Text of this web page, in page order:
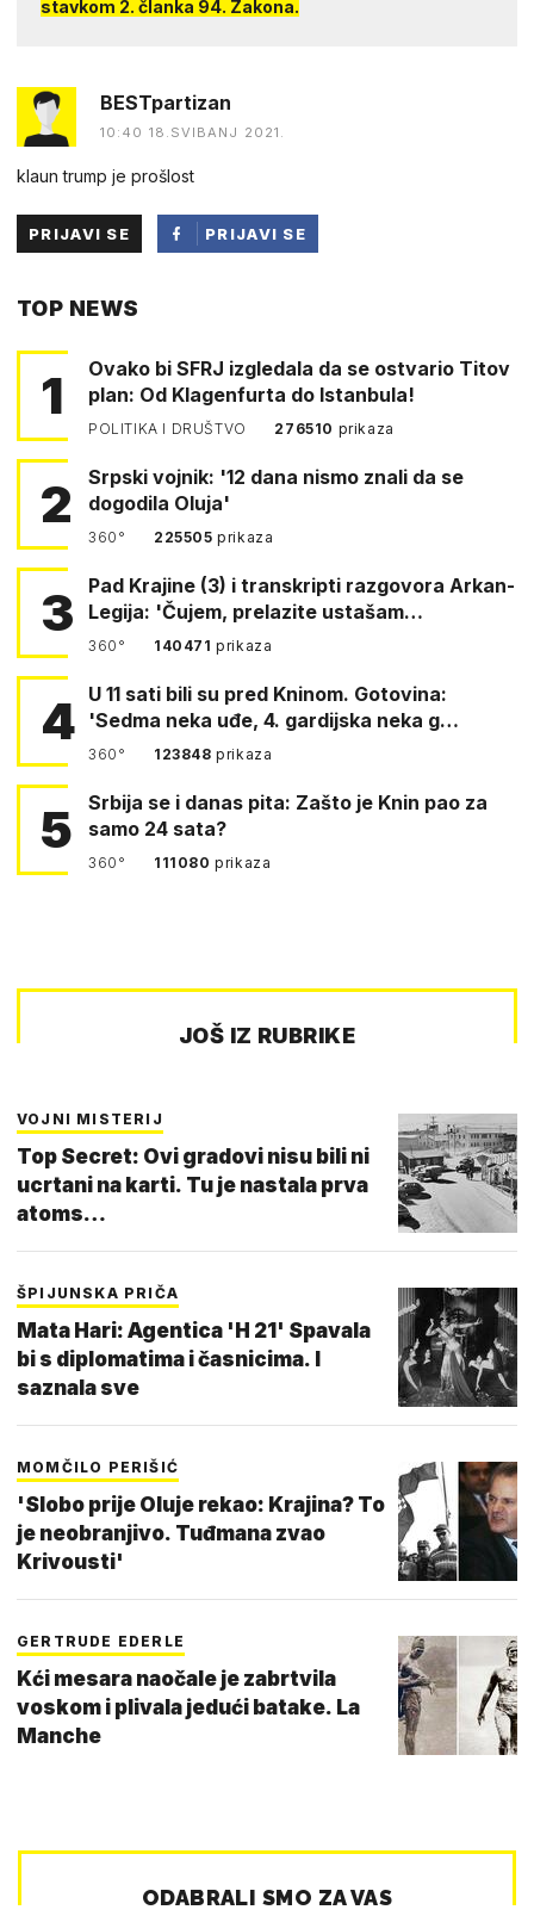
stavkom 2. članka 94. Zakona.
BESTpartizan
10:40 18.SVIBANJ 2021.
klaun trump je prošlost
PRIJAVI SE
PRIJAVI SE
TOP NEWS
1
Ovako bi SFRJ izgledala da se ostvario Titov
plan: Od Klagenfurta do Istanbula!
POLITIKA I DRUŠTVO 276510 prikaza
2
Srpski vojnik: '12 dana nismo znali da se
dogodila Oluja'
360° 225505prikaza
3
Pad Krajine (3) i transkripti razgovora Arkan-
Legija: 'Čujem, prelazite ustašam…
360° 140471prikaza
4 U 11 sati bili su pred Kninom. Gotovina:
'Sedma neka uđe, 4. gardijska neka g…
360° 123848prikaza
5
Srbija se i danas pita: Zašto je Knin pao za
samo 24 sata?
360° 111080prikaza
JOŠ IZ RUBRIKE
VOJNI MISTERIJ
Top Secret: Ovi gradovi nisu bili ni
ucrtani na karti. Tu je nastala prva
atoms…
ŠPIJUNSKA PRIČA
Mata Hari: Agentica 'H 21' Spavala
bi s diplomatima i časnicima. I
saznala sve
MOMČILO PERIŠIĆ
'Slobo prije Oluje rekao: Krajina? To
je neobranjivo. Tuđmana zvao
Krivousti'
GERTRUDE EDERLE
Kći mesara naočale je zabrtvila
voskom i plivala jedući batake. La
Manche